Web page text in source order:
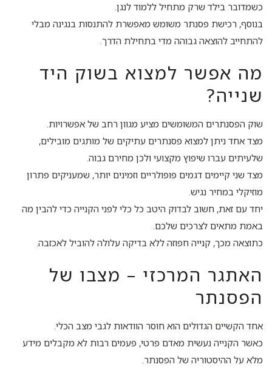
כשמדובר בילד שרק מתחיל ללמוד לנגן.
בנוסף, רכישת פסנתר משומש מאפשרת להתנסות בנגינה מבלי
להתחייב להוצאה גבוהה מדי בתחילת הדרך.
מה אפשר למצוא בשוק היד
שנייה?
שוק הפסנתרים המשומשים מציע מגוון רחב של אפשרויות.
מצד אחד ניתן למצוא פסנתרים עתיקים של מותגים מובילים,
שלעיתים עברו שיפוץ מקצועי ולכן מחירם גבוה.
מצד שני קיימים דגמים פופולריים וזמינים יותר, שמעניקים פתרון
מוזיקלי במחיר נגיש.
יחד עם זאת, חשוב לבדוק היטב כל כלי לפני הקנייה כדי להבין מה
באמת מתאים לצרכים שלכם.
כתוצאה מכך, קנייה חפוזה ללא בדיקה עלולה להוביל לאכזבה.
האתגר המרכזי – מצבו של
הפסנתר
אחד הקשיים הגדולים הוא חוסר הוודאות לגבי מצב הכלי.
כאשר הקנייה נעשית מאדם פרטי, פעמים רבות לא מקבלים מידע
מלא על ההיסטוריה של הפסנתר.